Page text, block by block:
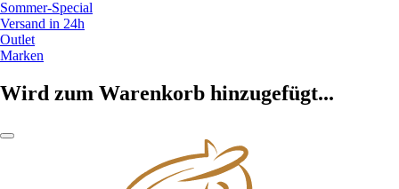
Sommer-Special
Versand in 24h
Outlet
Marken
Wird zum Warenkorb hinzugefügt...